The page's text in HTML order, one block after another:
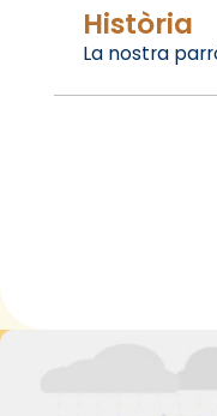
Història
La nostra